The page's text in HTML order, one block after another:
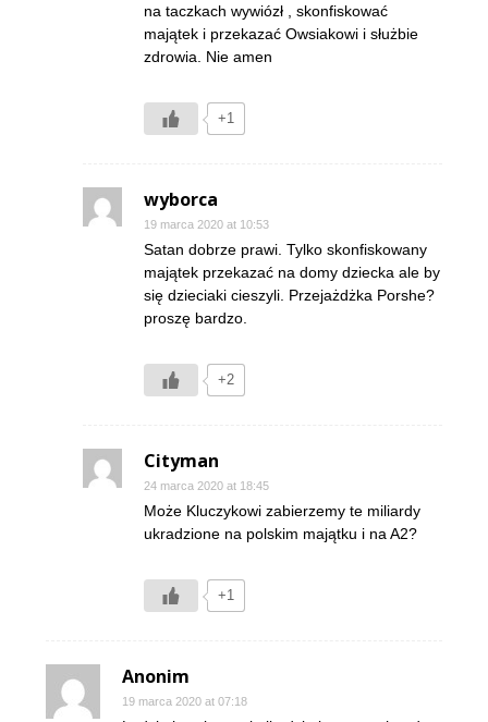
na taczkach wywiózł , skonfiskować
majątek i przekazać Owsiakowi i służbie
zdrowia. Nie amen
+1
wyborca
19 marca 2020 at 10:53
Satan dobrze prawi. Tylko skonfiskowany
majątek przekazać na domy dziecka ale by
się dzieciaki cieszyli. Przejażdżka Porshe?
proszę bardzo.
+2
Cityman
24 marca 2020 at 18:45
Może Kluczykowi zabierzemy te miliardy
ukradzione na polskim majątku i na A2?
+1
Anonim
19 marca 2020 at 07:18